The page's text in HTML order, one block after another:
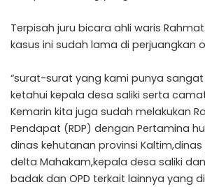
Terpisah juru bicara ahli waris
kasus ini sudah lama di perjuangkan
“surat-surat yang kami punya
ketahui kepala desa saliki serta
Kemarin kita juga sudah melakukan
Pendapat (RDP) dengan Pertamina
dinas kehutanan provinsi Kaltim,dinas
delta Mahakam,kepala desa saliki
badak dan OPD terkait lainnya yang di